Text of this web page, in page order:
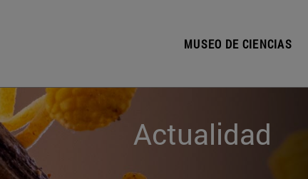
MUSEO DE CIENCIAS
Actualidad